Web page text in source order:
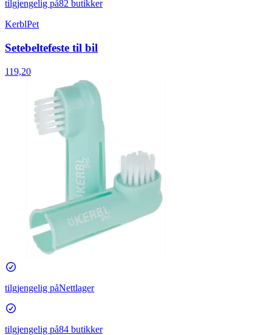
tilgjengelig på82 butikker
KerblPet
Setebeltefeste til bil
119,20
tilgjengelig påNettlager
tilgjengelig på84 butikker